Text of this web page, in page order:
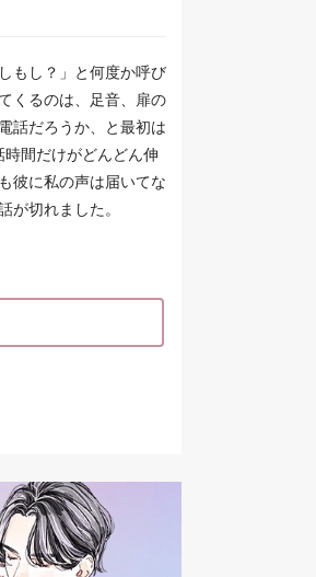
もし？」と何度か呼び
くるのは、足音、扉の
話だろうか、と最初は
時間だけがどんどん伸
彼に私の声は届いてな
が切れました。